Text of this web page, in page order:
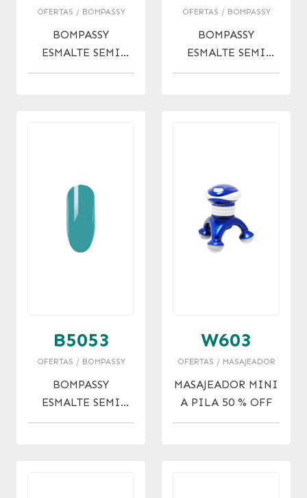
OFERTAS / BOMPASSY
BOMPASSY
ESMALTE SEMI
APPLE PIE X 15 ML
OFERTAS / BOMPASSY
BOMPASSY
ESMALTE SEMI
PAPER MATE X 15
B5053
OFERTAS / BOMPASSY
BOMPASSY
ESMALTE SEMI
GONE SAILING X
W603
OFERTAS / MASAJEADOR
MASAJEADOR MINI
A PILA 50 % OFF